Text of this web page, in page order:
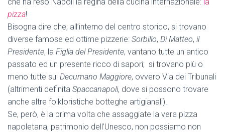
pizza!
Bisogna dire che, all’interno del centro storico, si trovano
diverse famose ed ottime pizzerie: Sorbillo, Di Matteo, il
Presidente, la Figlia del Presidente, vantano tutte un antico
passato ed un presente ricco di sapori; si trovano più o
meno tutte sul Decumano Maggiore, ovvero Via dei Tribunali
(altrimenti definita Spaccanapoli, dove si possono trovare
anche altre folkloristiche botteghe artigianali).
Se, però, è la prima volta che assaggiate la vera pizza
napoletana, patrimonio dell’Unesco, non possiamo non